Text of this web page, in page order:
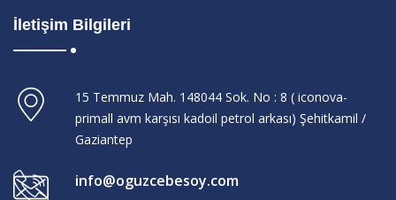
İletişim Bilgileri
15 Temmuz Mah. 148044 Sok. No : 8 ( iconova-
primall avm karşısı kadoil petrol arkası) Şehitkamil /
Gaziantep
info@oguzcebesoy.com